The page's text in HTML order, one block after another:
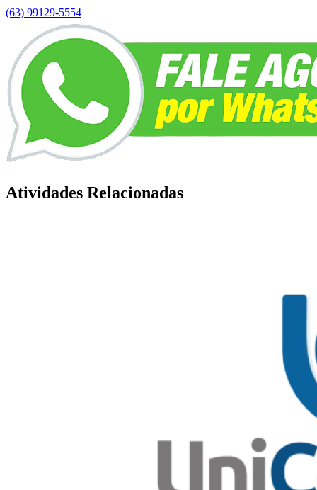
(63) 99129-5554
Atividades Relacionadas